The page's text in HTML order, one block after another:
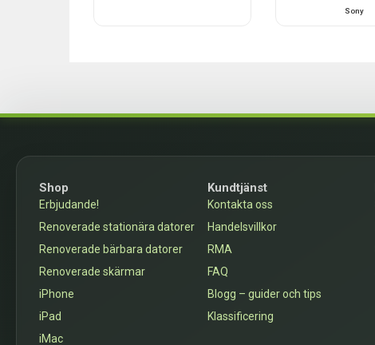
Sony
Shop
Erbjudande!
Renoverade stationära datorer
Renoverade bärbara datorer
Renoverade skärmar
iPhone
iPad
iMac
Kundtjänst
Kontakta oss
Handelsvillkor
RMA
FAQ
Blogg – guider och tips
Klassificering